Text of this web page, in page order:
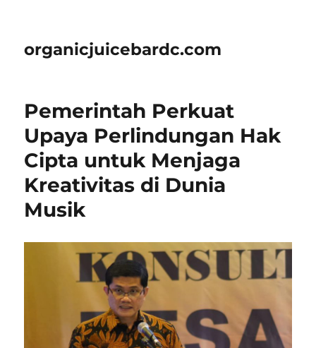
organicjuicebardc.com
Pemerintah Perkuat
Upaya Perlindungan Hak
Cipta untuk Menjaga
Kreativitas di Dunia
Musik